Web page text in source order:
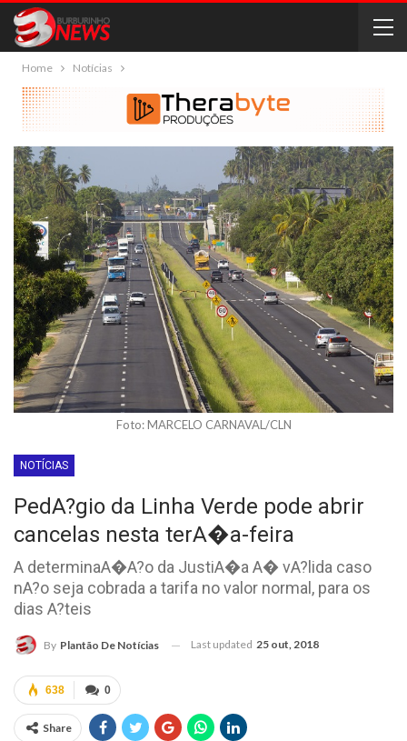
Home Notícias
Foto: MARCELO CARNAVAL/CLN
NOTÍCIAS
PedA?gio da Linha Verde pode abrir
cancelas nesta terA�a-feira
A determinaA�A?o da JustiA�a A� vA?lida caso
nA?o seja cobrada a tarifa no valor normal, para os
dias A?teis
By Plantão De Notícias Last updated 25 out, 2018
0
638
Share